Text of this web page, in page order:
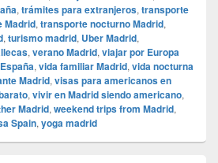
, trámites para extranjeros, transporte
Madrid, transporte nocturno Madrid,
, turismo madrid, Uber Madrid,
, verano Madrid, viajar por Europa
, vida familiar Madrid, vida nocturna
Madrid, visas para americanos en
, vivir en Madrid siendo americano,
Madrid, weekend trips from Madrid,
Spain, yoga madrid